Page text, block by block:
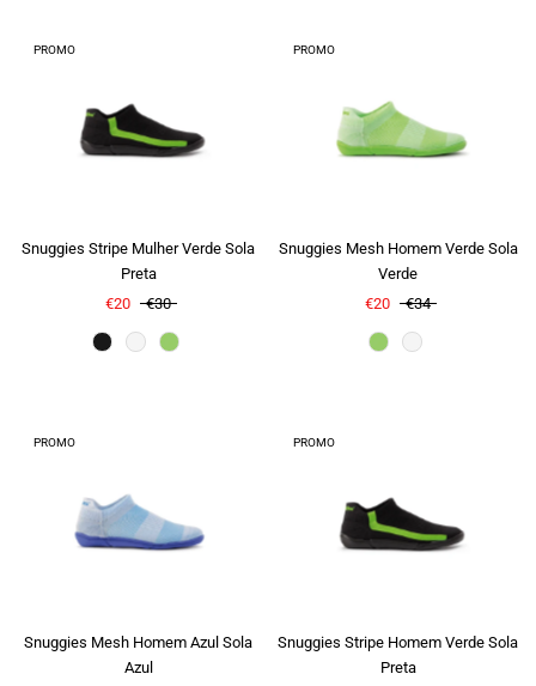
PROMO
Snuggies Stripe Mulher Verde Sola
Preta
€20
€30
Cor
PROMO
Snuggies Mesh Homem Verde Sola
Verde
€20
€34
PROMO
Snuggies Mesh Homem Azul Sola
Azul
PROMO
Snuggies Stripe Homem Verde Sola
Preta